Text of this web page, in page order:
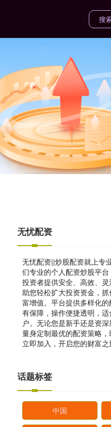
无忧配资
无忧配资||炒股配资就上专
们专业的个人配资炒股平
投资者提供安全、高效、灵
助您轻松扩大投资资金，
富增值。平台提供多样化
有保障，操作便捷透明，
户。无论您是新手还是资
量身定制最优的配资策略，
立即加入，开启您的财富之
话题标签
中国